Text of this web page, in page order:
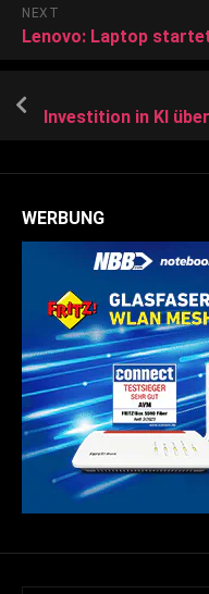
NEXT
Lenovo: Laptop
WERBUNG